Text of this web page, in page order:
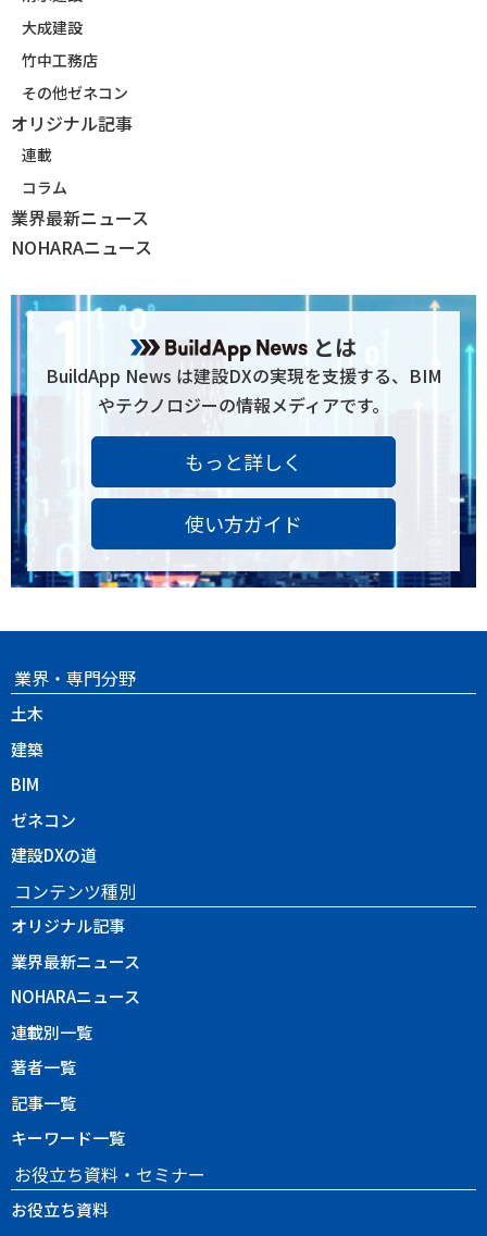
大成建設
竹中工務店
その他ゼネコン
オリジナル記事
連載
コラム
業界最新ニュース
NOHARAニュース
とは
BuildApp News は建設DXの実現を支援する、BIM
やテクノロジーの情報メディアです。
もっと詳しく
使い方ガイド
業界・専門分野
土木
建築
BIM
ゼネコン
建設DXの道
コンテンツ種別
オリジナル記事
業界最新ニュース
NOHARAニュース
連載別一覧
著者一覧
記事一覧
キーワード一覧
お役立ち資料・セミナー
お役立ち資料